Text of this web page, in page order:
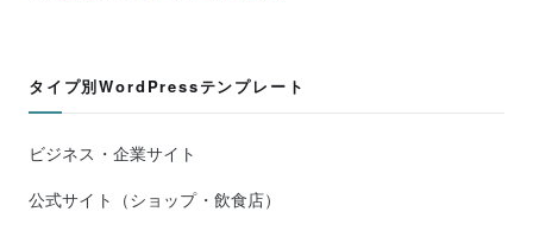
タイプ別WordPressテンプレート
ビジネス・企業サイト
公式サイト（ショップ・飲食店）